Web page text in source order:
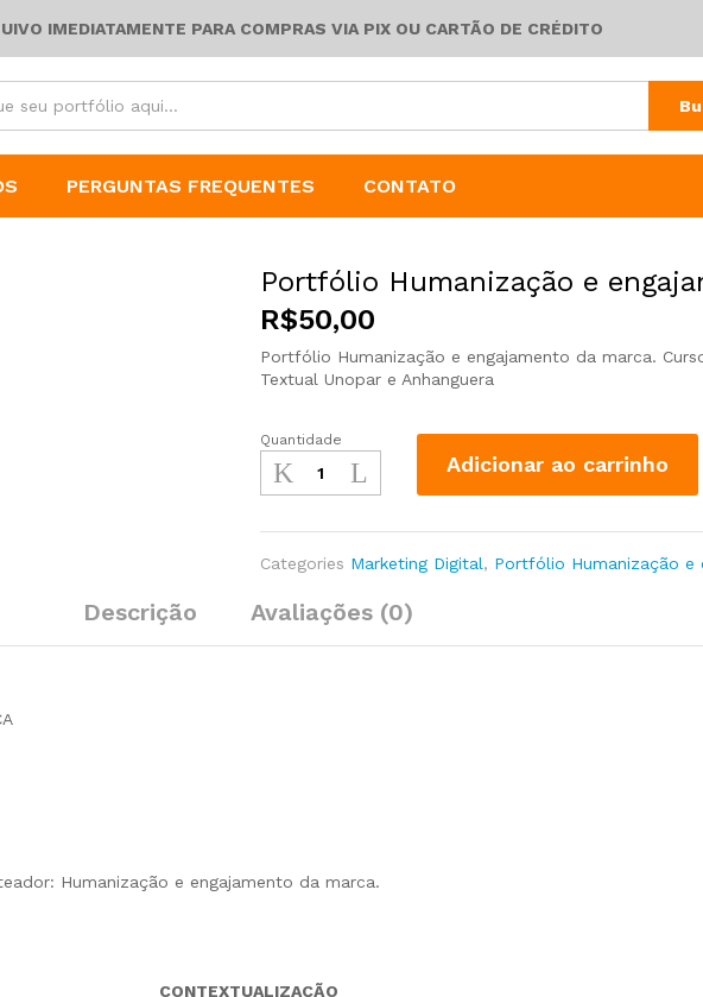
IMEDIATAMENTE PARA COMPRAS VIA PIX OU CARTÃO DE CRÉDITO
PERGUNTAS FREQUENTES CONTATO
Portfólio Humanização e
R$50,00
Portfólio Humanização e engajamento da marca.
Textual Unopar e Anhanguera
Quantidade
Adicionar ao carrinho
Categories Marketing Digital, Portfólio Humanização e
Descrição Avaliações (0)
Humanização e engajamento da marca.
CONTEXTUALIZAÇÃO